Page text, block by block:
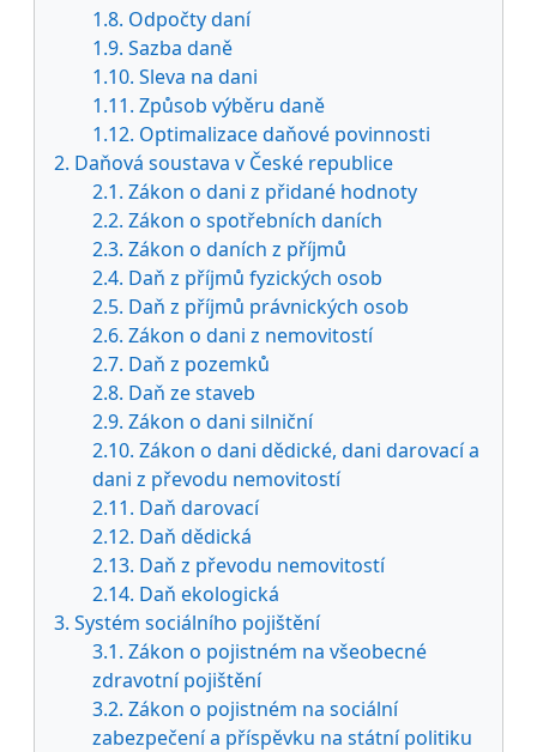
1.8. Odpočty daní
1.9. Sazba daně
1.10. Sleva na dani
1.11. Způsob výběru daně
1.12. Optimalizace daňové povinnosti
2. Daňová soustava v České republice
2.1. Zákon o dani z přidané hodnoty
2.2. Zákon o spotřebních daních
2.3. Zákon o daních z příjmů
2.4. Daň z příjmů fyzických osob
2.5. Daň z příjmů právnických osob
2.6. Zákon o dani z nemovitostí
2.7. Daň z pozemků
2.8. Daň ze staveb
2.9. Zákon o dani silniční
2.10. Zákon o dani dědické, dani darovací a
dani z převodu nemovitostí
2.11. Daň darovací
2.12. Daň dědická
2.13. Daň z převodu nemovitostí
2.14. Daň ekologická
3. Systém sociálního pojištění
3.1. Zákon o pojistném na všeobecné
zdravotní pojištění
3.2. Zákon o pojistném na sociální
zabezpečení a příspěvku na státní politiku